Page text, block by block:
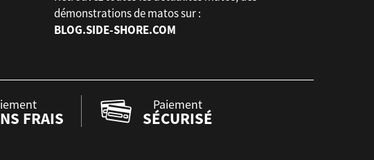
démonstrations de matos sur :
BLOG.SIDE-SHORE.COM
FRAIS
Paiement
SÉCURISÉ